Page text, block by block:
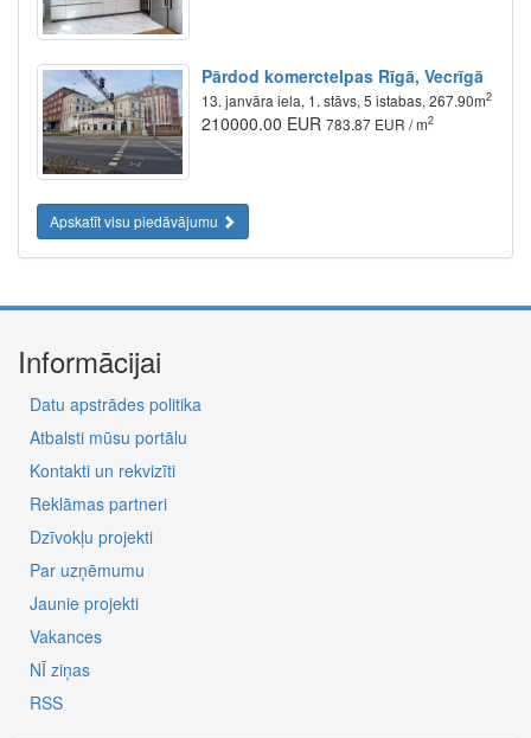
Pārdod komerctelpas Rīgā, Vecrīgā
13. janvāra iela, 1. stāvs, 5 istabas, 267.90m2
210000.00 EUR 783.87 EUR / m2
Apskatīt visu piedāvājumu
Informācijai
Datu apstrādes politika
Atbalsti mūsu portālu
Kontakti un rekvizīti
Reklāmas partneri
Dzīvokļu projekti
Par uzņēmumu
Jaunie projekti
Vakances
NĪ ziņas
RSS